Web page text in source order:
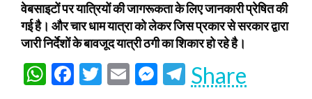
वेबसाइटों पर यात्रियों की जागरूकता के लिए जानकारी प्रेषित की
गई है। और चार धाम यात्रा को लेकर जिस प्रकार से सरकार द्वारा
जारी निर्देशों के बावजूद यात्री ठगी का शिकार हो रहे है।
WhatsApp
Facebook
Twitter
EmailMessenger
Telegram
Share